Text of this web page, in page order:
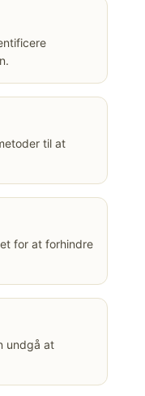
til at
for at forhindre
undgå at